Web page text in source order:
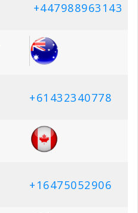
+447988963143
+61432340778
+16475052906